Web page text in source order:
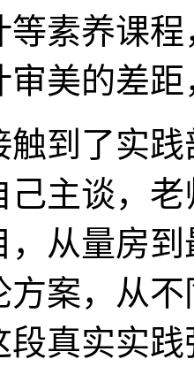
等素养课
审美的差
触到了实
己主谈，
，从量房
方案，从
段真实实